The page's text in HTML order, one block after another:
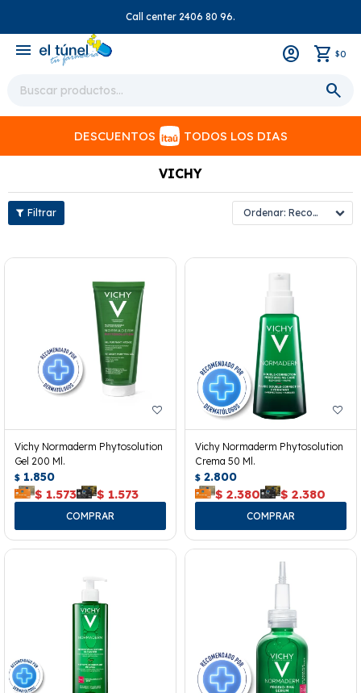
Call center 2406 80 96.
menu $0
DESCUENTOS TODOS LOS DIAS
VICHY
Recomendados
Vichy Normaderm Phytosolution
Gel 200 Ml.
$ 1.850
$ 1.573 $ 1.573
Vichy Normaderm Phytosolution
Crema 50 Ml.
$ 2.800
$ 2.380 $ 2.380
close